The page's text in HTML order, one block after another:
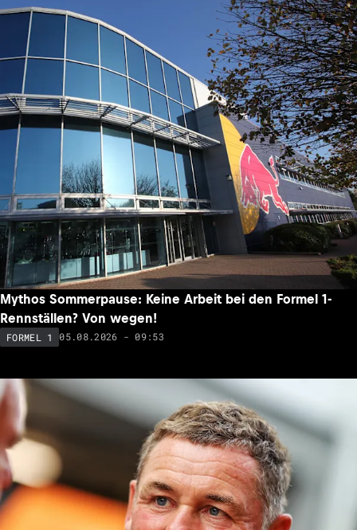
Mythos Sommerpause: Keine Arbeit bei den Formel 1-
Rennställen? Von wegen!
FORMEL 1 05.08.2026 - 09:53